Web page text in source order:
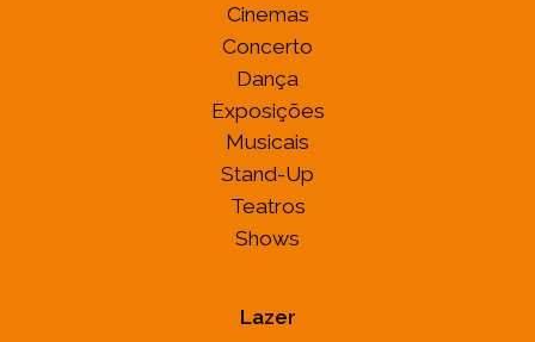
Cinemas
Concerto
Dança
Exposições
Musicais
Stand-Up
Teatros
Shows
Lazer